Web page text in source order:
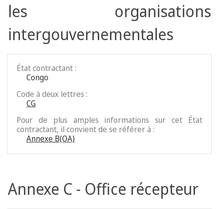
les organisations
intergouvernementales
État contractant :
Congo
Code à deux lettres :
CG
Pour de plus amples informations sur cet État
contractant, il convient de se référer à :
Annexe B(OA)
Annexe C - Office récepteur